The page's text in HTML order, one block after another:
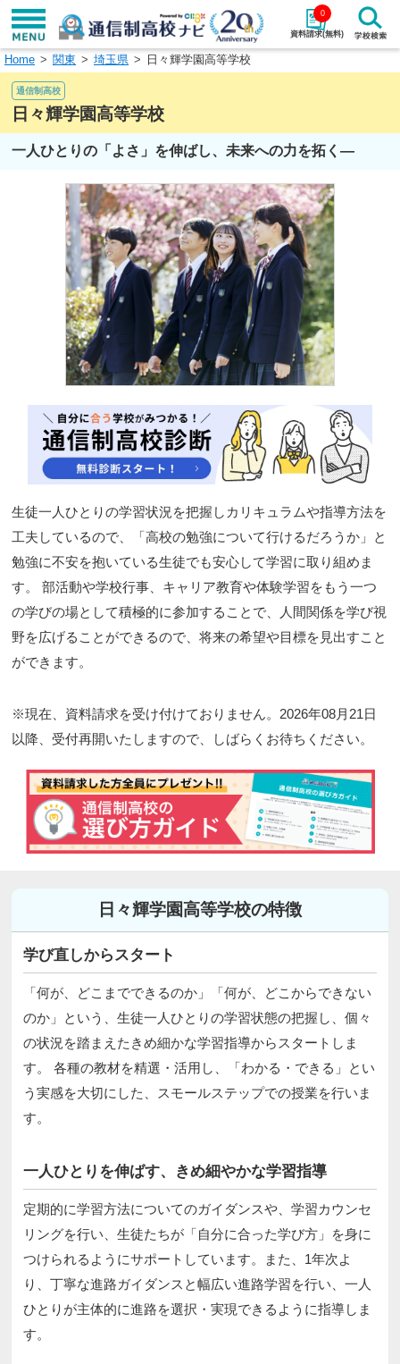
資料請求(無料)
0
学校名で探す
エリアから探す 特徴から探す
エリアを選択して探す
北海道・東北
北陸・甲信越
中国
九州・沖縄
閉じる
Home 関東 埼玉県 日々輝学園高等学校
通信制高校
日々輝学園高等学校
一人ひとりの「よさ」を伸ばし、未来への力を拓く―
生徒一人ひとりの学習状況を把握しカリキュラムや指導方法を
工夫しているので、「高校の勉強について行けるだろうか」と
勉強に不安を抱いている生徒でも安心して学習に取り組めま
す。 部活動や学校行事、キャリア教育や体験学習をもう一つ
の学びの場として積極的に参加することで、人間関係を学び視
野を広げることができるので、将来の希望や目標を見出すこと
ができます。
※現在、資料請求を受け付けておりません。2026年08月21日
以降、受付再開いたしますので、しばらくお待ちください。
日々輝学園高等学校の特徴
学び直しからスタート
「何が、どこまでできるのか」「何が、どこからできない
のか」という、生徒一人ひとりの学習状態の把握し、個々
の状況を踏まえたきめ細かな学習指導からスタートしま
す。 各種の教材を精選・活用し、「わかる・できる」とい
う実感を大切にした、スモールステップでの授業を行いま
す。
一人ひとりを伸ばす、きめ細やかな学習指導
定期的に学習方法についてのガイダンスや、学習カウンセ
リングを行い、生徒たちが「自分に合った学び方」を身に
つけられるようにサポートしています。また、1年次よ
り、丁寧な進路ガイダンスと幅広い進路学習を行い、一人
ひとりが主体的に進路を選択・実現できるように指導しま
す。